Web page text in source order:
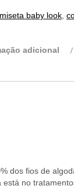
baby look
adicional
dos fios de
no